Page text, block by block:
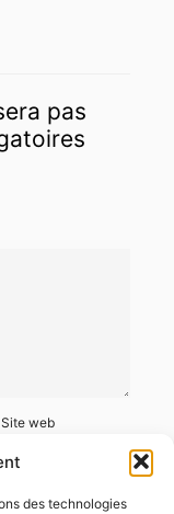
des technologies
pas
Site web